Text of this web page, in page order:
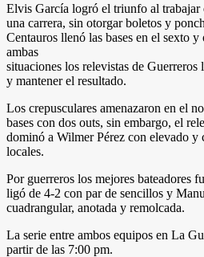
Elvis García logró el triunfo al trabajar
una carrera, sin otorgar boletos y
Centauros llenó las bases en el sexto
ambas
situaciones los relevistas de
y mantener el resultado.
Los crepusculares amenazaron en el
bases con dos outs, sin embargo, el
dominó a Wilmer Pérez con elevado
locales.
Por guerreros los mejores bateadores
ligó de 4-2 con par de sencillos y
cuadrangular, anotada y remolcada.
La serie entre ambos equipos en La
partir de las 7:00 pm.